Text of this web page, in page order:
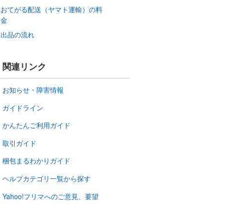
おてがる配送（ヤマト運輸）の料
金
出品の流れ
関連リンク
お知らせ・障害情報
ガイドライン
かんたんご利用ガイド
取引ガイド
梱包まるわかりガイド
ヘルプカテゴリ一覧から探す
Yahoo!フリマへのご意見、要望